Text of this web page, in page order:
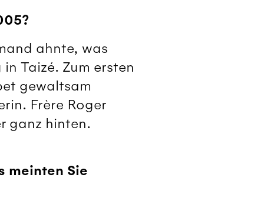
ahnte, was
Taizé. Zum ersten
gewaltsam
Frère Roger
ganz hinten.
meinten Sie